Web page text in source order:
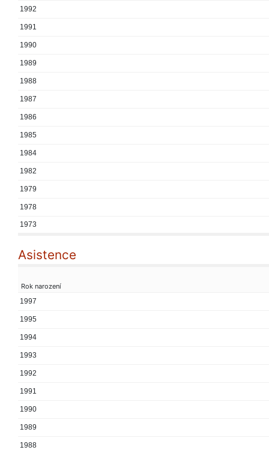
1992
1991
1990
1989
1988
1987
1986
1985
1984
1982
1979
1978
1973
Asistence
Rok narození
1997
1995
1994
1993
1992
1991
1990
1989
1988